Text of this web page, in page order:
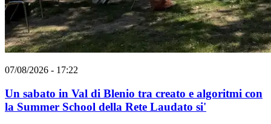
07/08/2026 - 17:22
Un sabato in Val di Blenio tra creato e algoritmi con
la Summer School della Rete Laudato si'